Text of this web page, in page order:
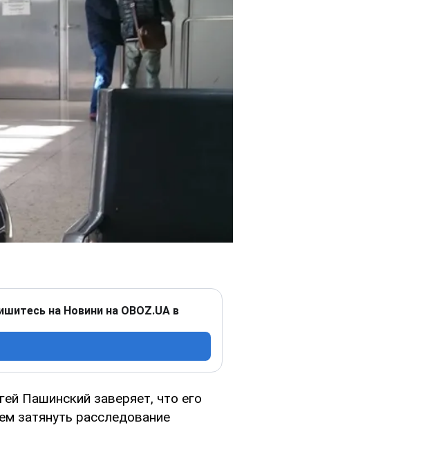
на Новини на OBOZ.UA в
Пашинский заверяет, что его
затянуть расследование